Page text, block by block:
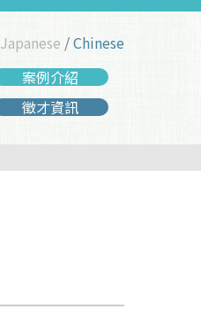
Japanese /Chinese
案例介紹
徵才資訊